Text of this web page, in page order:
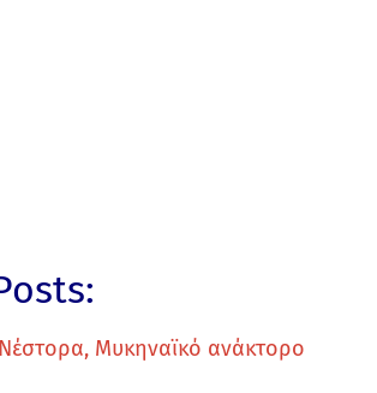
Μυκηναϊκό ανάκτορο